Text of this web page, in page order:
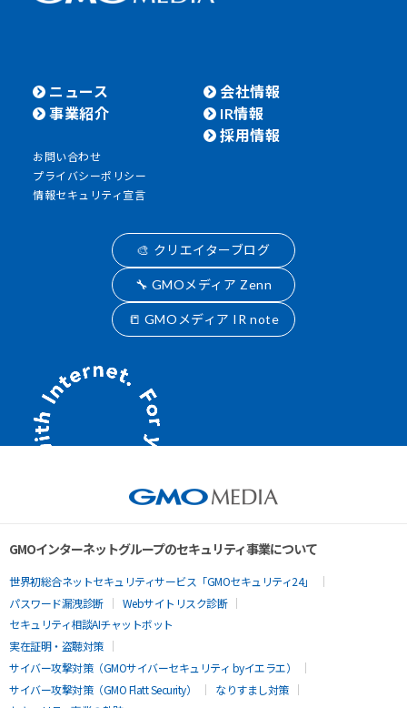
ニュース
事業紹介
会社情報
IR情報
採用情報
お問い合わせ
プライバシーポリシー
情報セキュリティ宣言
🎨 クリエイターブログ
🔧 GMOメディア Zenn
📒 GMOメディア IR note
GMOインターネットグループのセキュリティ事業について
世界初総合ネットセキュリティサービス「GMOセキュリティ24」
パスワード漏洩診断
Webサイトリスク診断
セキュリティ相談AIチャットボット
実在証明・盗聴対策
サイバー攻撃対策（GMOサイバーセキュリティ byイエラエ）
サイバー攻撃対策（GMO Flatt Security）
なりすまし対策